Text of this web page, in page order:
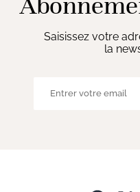
Saisissez votre
la